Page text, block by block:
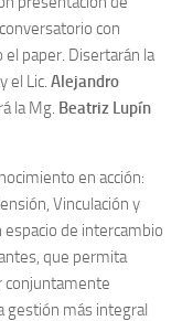
con
paper. Disertarán la
el Lic. Alejandro
la Mg. Beatriz Lupín
en acción:
Vinculación y
de intercambio
que permita
conjuntamente
gestión más integral